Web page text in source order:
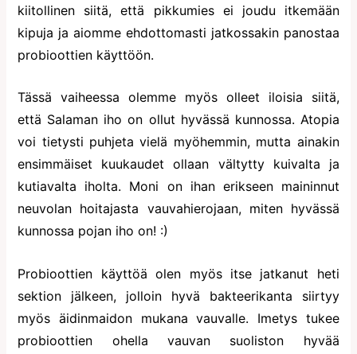
kiitollinen siitä, että pikkumies ei joudu itkemään
kipuja ja aiomme ehdottomasti jatkossakin panostaa
probioottien käyttöön.
Tässä vaiheessa olemme myös olleet iloisia siitä,
että Salaman iho on ollut hyvässä kunnossa. Atopia
voi tietysti puhjeta vielä myöhemmin, mutta ainakin
ensimmäiset kuukaudet ollaan vältytty kuivalta ja
kutiavalta iholta. Moni on ihan erikseen maininnut
neuvolan hoitajasta vauvahierojaan, miten hyvässä
kunnossa pojan iho on! :)
Probioottien käyttöä olen myös itse jatkanut heti
sektion jälkeen, jolloin hyvä bakteerikanta siirtyy
myös äidinmaidon mukana vauvalle. Imetys tukee
probioottien ohella vauvan suoliston hyvää